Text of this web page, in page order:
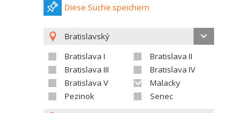
Diese Suche speichern
Bratislavský
Bratislava I
Bratislava II
Bratislava III
Bratislava IV
Bratislava V
Malacky
Pezinok
Senec